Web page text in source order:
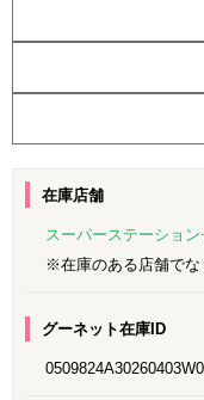
在庫店舗
スーパーステーショ
※在庫のある店舗でな
グーネット在庫ID